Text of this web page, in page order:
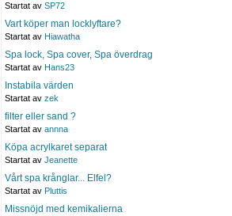
Startat av SP72
Vart köper man locklyftare?
Startat av Hiawatha
Spa lock, Spa cover, Spa överdrag
Startat av Hans23
Instabila värden
Startat av zek
filter eller sand ?
Startat av annna
Köpa acrylkaret separat
Startat av Jeanette
Vårt spa krånglar... Elfel?
Startat av Pluttis
Missnöjd med kemikalierna